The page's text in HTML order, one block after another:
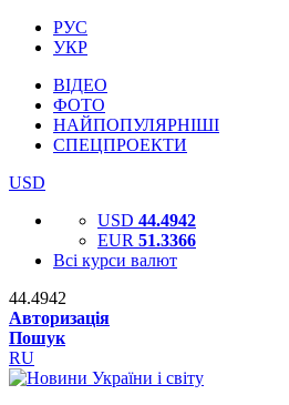
РУС
УКР
ВІДЕО
ФОТО
НАЙПОПУЛЯРНІШІ
СПЕЦПРОЕКТИ
USD
USD 44.4942
EUR 51.3366
Всі курси валют
44.4942
Авторизація
Пошук
RU